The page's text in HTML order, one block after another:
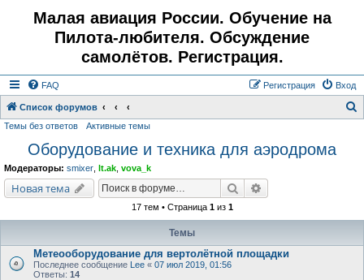
Малая авиация России. Обучение на
Пилота-любителя. Обсуждение
самолётов. Регистрация.
FAQ Вход
Регистрация
Список форумов
Темы без ответов Активные темы
Оборудование и техника для аэродрома
Модераторы: smixer lt.ak vova_k
Новая тема Поиск
17 тем • Страница 1из 1
Темы
Метеооборудование для вертолётной площадки
Последнее сообщение Lee « 07 июл 2019, 01:56
Ответы: 14